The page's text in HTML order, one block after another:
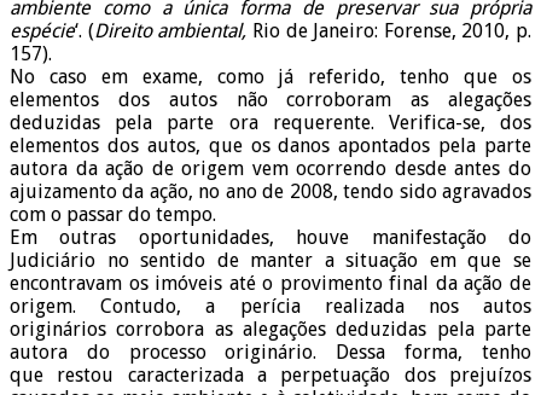
ambiente como a única forma de preservar sua própria
espécie‘. (Direito ambiental, Rio de Janeiro: Forense, 2010, p.
157).
No caso em exame, como já referido, tenho que os
elementos dos autos não corroboram as alegações
deduzidas pela parte ora requerente. Verifica-se, dos
elementos dos autos, que os danos apontados pela parte
autora da ação de origem vem ocorrendo desde antes do
ajuizamento da ação, no ano de 2008, tendo sido agravados
com o passar do tempo.
Em outras oportunidades, houve manifestação do
Judiciário no sentido de manter a situação em que se
encontravam os imóveis até o provimento final da ação de
origem. Contudo, a perícia realizada nos autos
originários corrobora as alegações deduzidas pela parte
autora do processo originário. Dessa forma, tenho
que restou caracterizada a perpetuação dos prejuízos